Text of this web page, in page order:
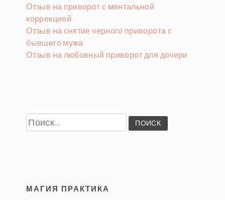
Отзыв на приворот с ментальной
коррекцией
Отзыв на снятие черного приворота с
бывшего мужа
Отзыв на любовный приворот для дочери
Найти:
МАГИЯ ПРАКТИКА